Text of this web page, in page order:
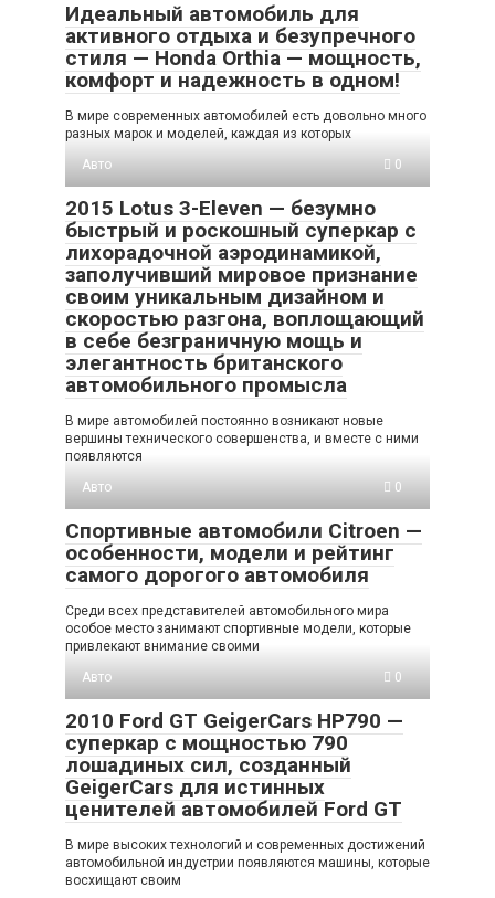
Идеальный автомобиль для
активного отдыха и безупречного
стиля — Honda Orthia — мощность,
комфорт и надежность в одном!
В мире современных автомобилей есть довольно много
разных марок и моделей, каждая из которых
Авто
0
2015 Lotus 3-Eleven — безумно
быстрый и роскошный суперкар с
лихорадочной аэродинамикой,
заполучивший мировое признание
своим уникальным дизайном и
скоростью разгона, воплощающий
в себе безграничную мощь и
элегантность британского
автомобильного промысла
В мире автомобилей постоянно возникают новые
вершины технического совершенства, и вместе с ними
появляются
Авто
0
Спортивные автомобили Citroen —
особенности, модели и рейтинг
самого дорогого автомобиля
Среди всех представителей автомобильного мира
особое место занимают спортивные модели, которые
привлекают внимание своими
Авто
0
2010 Ford GT GeigerCars HP790 —
суперкар с мощностью 790
лошадиных сил, созданный
GeigerCars для истинных
ценителей автомобилей Ford GT
В мире высоких технологий и современных достижений
автомобильной индустрии появляются машины, которые
восхищают своим